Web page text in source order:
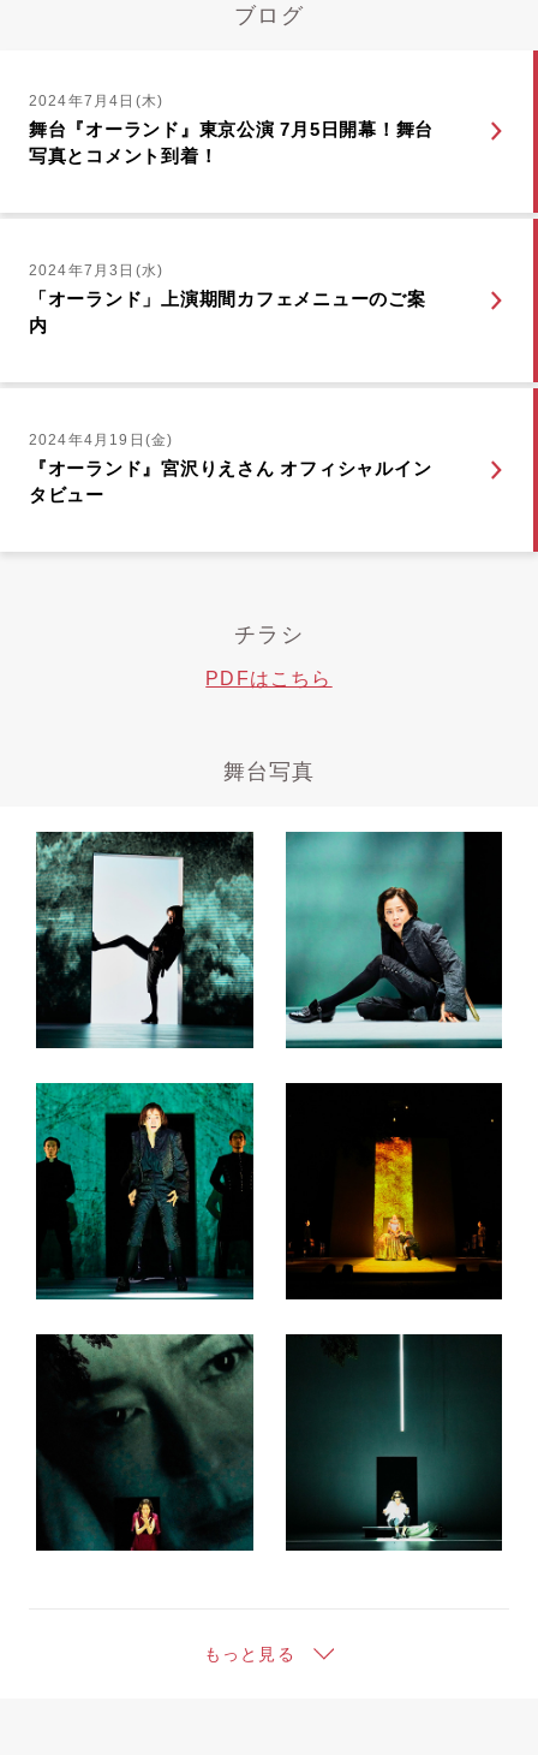
ブログ
2024年7月4日(木)
舞台『オーランド』東京公演 7月5日開幕！舞台
写真とコメント到着！
2024年7月3日(水)
「オーランド」上演期間カフェメニューのご案
内
2024年4月19日(金)
『オーランド』宮沢りえさん オフィシャルイン
タビュー
チラシ
PDFはこちら
舞台写真
もっと見る